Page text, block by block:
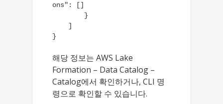
ons": []
해당 정보는 AWS Lake
Formation – Data Catalog –
Catalog에서 확인하거나, CLI 명
령으로 확인할 수 있습니다.